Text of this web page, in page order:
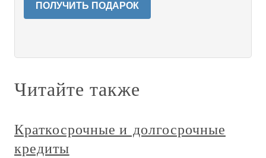
ПОЛУЧИТЬ ПОДАРОК
Читайте также
Краткосрочные и долгосрочные
кредиты